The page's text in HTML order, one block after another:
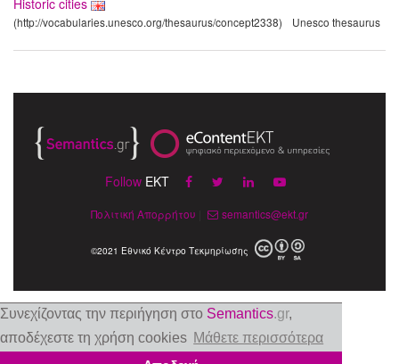
Συνεχίζοντας την περιήγηση στο Semantics.gr,
αποδέχεστε τη χρήση cookies Μάθετε περισσότερα
Historic cities
(http://vocabularies.unesco.org/thesaurus/concept2338) Unesco thesaurus
Follow EKT
Πολιτική Απορρήτου semantics@ekt.gr
©2021 Εθνικό Κέντρο Τεκμηρίωσης